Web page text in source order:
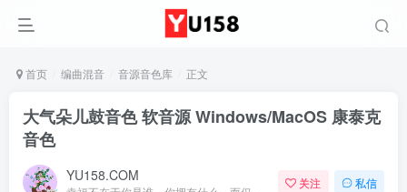
首页 编曲混音 音源音色库 正文
大气朵儿鼓音色 软音源 Windows/MacOS 康泰克
音色
YU158.COM 关注 私信